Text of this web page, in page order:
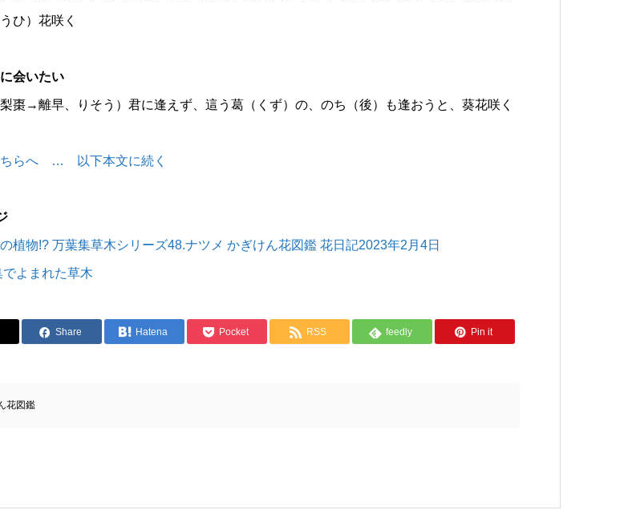
ひ）花咲く
会いたい
棗→離早、りそう）君に逢えず、這う葛（くず）の、のち（後）も逢おうと、葵花咲く
ちらへ … 以下本文に続く
植物!? 万葉集草木シリーズ48.ナツメ かぎけん花図鑑 花日記2023年2月4日
よまれた草木
Share Hatena Pocket RSS feedly Pin it
花図鑑